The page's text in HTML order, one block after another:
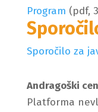
Program (pdf,
Sporočilo za
Andragoški
Platforma